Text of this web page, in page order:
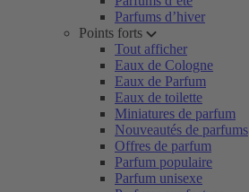
Parfums d’hiver
Points forts
Tout afficher
Eaux de Cologne
Eaux de Parfum
Eaux de toilette
Miniatures de parfum
Nouveautés de parfums
Offres de parfum
Parfum populaire
Parfum unisexe